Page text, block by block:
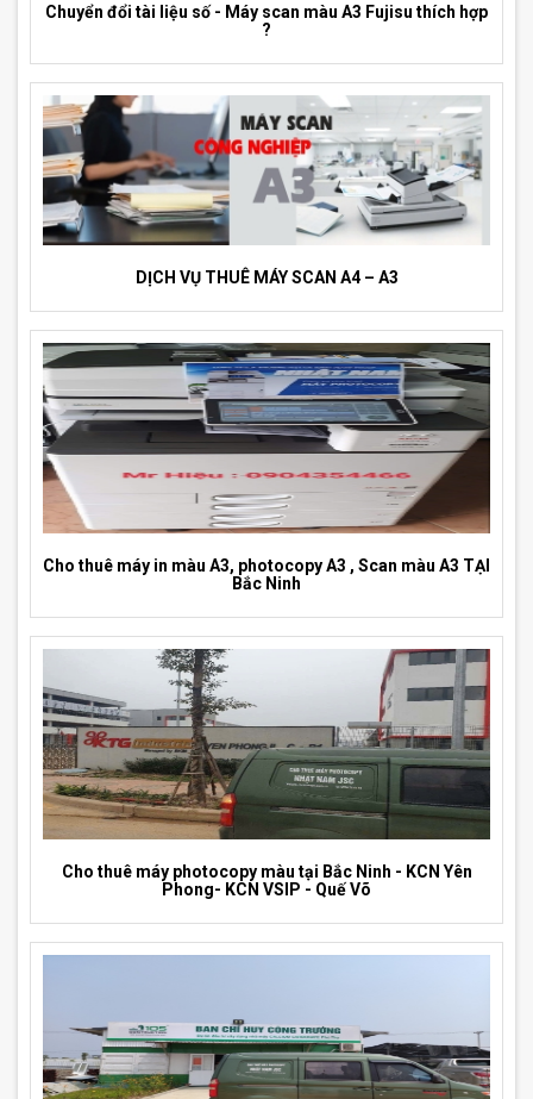
Chuyển đổi tài liệu số - Máy scan màu A3 Fujisu thích hợp
?
DỊCH VỤ THUÊ MÁY SCAN A4 – A3
Cho thuê máy in màu A3, photocopy A3 , Scan màu A3 TẠI
Bắc Ninh
Cho thuê máy photocopy màu tại Bắc Ninh - KCN Yên
Phong- KCN VSIP - Quế Võ